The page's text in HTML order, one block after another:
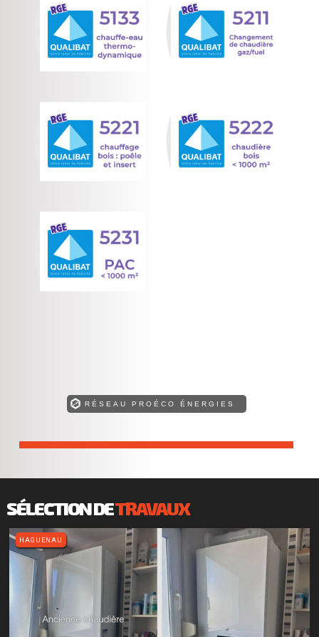
RÉSEAU PROÉCO ÉNERGIES
SÉLECTION DETRAVAUX
HAGUENAU